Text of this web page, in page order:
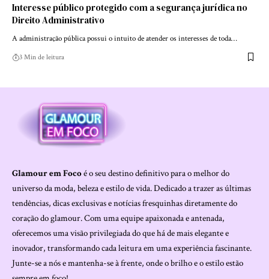
Interesse público protegido com a segurança jurídica no
Direito Administrativo
A administração pública possui o intuito de atender os interesses de toda…
3 Min de leitura
Glamour em Focoé o seu destino definitivo para o melhor do
universo da moda, beleza e estilo de vida. Dedicado a trazer as últimas
tendências, dicas exclusivas e notícias fresquinhas diretamente do
coração do glamour. Com uma equipe apaixonada e antenada,
oferecemos uma visão privilegiada do que há de mais elegante e
inovador, transformando cada leitura em uma experiência fascinante.
Junte-se a nós e mantenha-se à frente, onde o brilho e o estilo estão